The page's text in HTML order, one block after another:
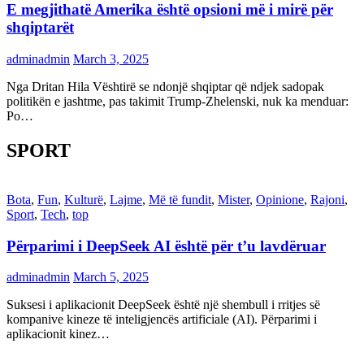
E megjithatë Amerika është opsioni më i mirë për
shqiptarët
adminadmin March 3, 2025
Nga Dritan Hila Vështirë se ndonjë shqiptar që ndjek sadopak
politikën e jashtme, pas takimit Trump-Zhelenski, nuk ka menduar:
Po…
SPORT
Bota, Fun, Kulturë, Lajme, Më të fundit, Mister, Opinione, Rajoni,
Sport, Tech, top
Përparimi i DeepSeek AI është për t’u lavdëruar
adminadmin March 5, 2025
Suksesi i aplikacionit DeepSeek është një shembull i rritjes së
kompanive kineze të inteligjencës artificiale (AI). Përparimi i
aplikacionit kinez…